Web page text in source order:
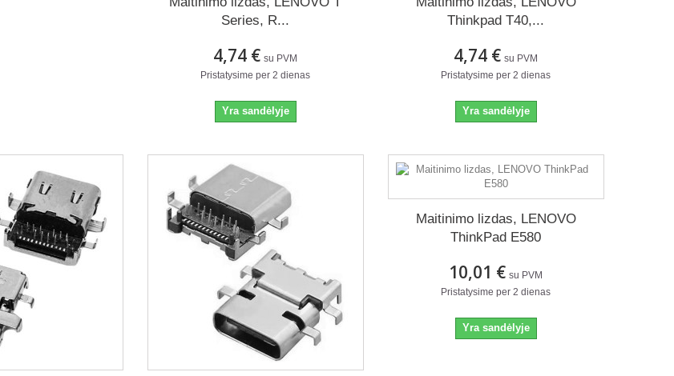
Series, R...
4,74 € su PVM
Pristatysime per 2 dienas
Yra sandėlyje
Thinkpad T40,...
4,74 € su PVM
Pristatysime per 2 dienas
Yra sandėlyje
Maitinimo lizdas, LENOVO
ThinkPad E580
10,01 € su PVM
Pristatysime per 2 dienas
Yra sandėlyje